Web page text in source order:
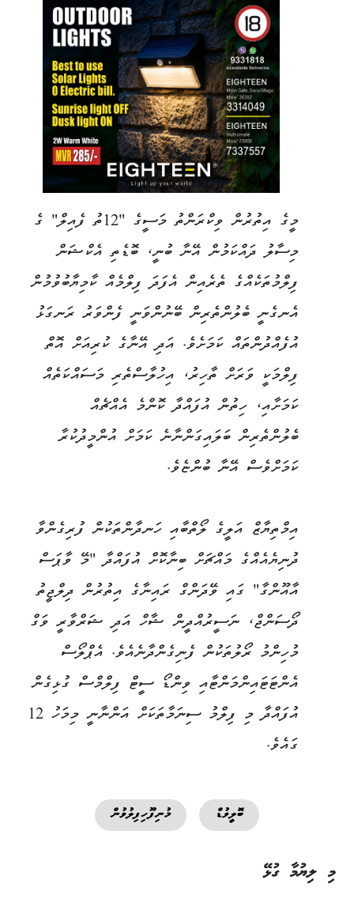
މީގެ އިތުރުން ވިކްރަންތު މަސީގެ "12ތު ފެއިލް" ގެ
މިސާލު ދައްކަމުން އޭނާ ބުނީ، ބޮޑެތި އެކްޝަން
ފިލްމުތަކެއްގެ ތެރެއިން އެފަދަ ފިލްމެއް ކާމިޔާބުވުމުން
އެނގެނީ ބެލުންތެރިން ބޭނުންވަނީ ފެންވަރު ރަނގަޅު
އުފެއްދުންތައް ކަމަށެވެ. އަދި އޭނާގެ ކުރިއަށް އޮތް
ފިލްމަކީ ވަރަށް ތާހިރު، އިހުލާސްތެރި މަސައްކަތެއް
ކަމަށާއި، ހިތުން އުފައްދާ ކޮންމެ އެއްޗެއް
ބެލުންތެރިން ބަލައިގަންނާނެ ކަމަށް އުންމީދުކުރާ
ކަމަށްވެސް އޭނާ ބުންޏެވެ.
އިމްތިޔާޒް އަލީގެ ލޯތްބާއި ހަނދާންތަކުން ފުރިގެންވާ
ދުނިޔެއެއްގެ މައްޗަށް ބިނާކޮށް އުފައްދާ "މޭ ވާޕަސް
އާއޫންގާ" ގައި ވޭދަންގް ރައިނާގެ އިތުރުން ދިލްޖީތު
ދޯސަންޖް، ނަސީރުއްދީން ޝާހް އަދި ޝަރްވާރީ ވަގް
މުހިންމު ރޯލުތަކުން ފެނިގެންދާނެއެވެ. އެޕްލޯސް
އެންޓަޓައިންމަންޓާއި ވިންޑޯ ސީޓް ފިލްމްސް ގުޅިގެން
އުފައްދާ މި ފިލްމު ސިނަމާތަކަށް އަންނާނީ މިމަހު 12
ގައެވެ.
ބޮލީވުޑް މުނިފޫހިފިލުވުން
މި ލިޔުމާ ގުޅޭ